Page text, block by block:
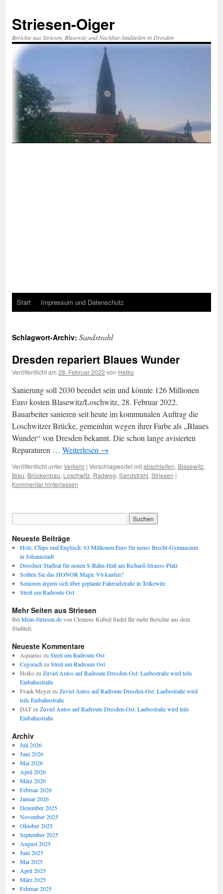
springen
Striesen-Oiger
Berichte aus Striesen, Blasewitz und Nachbar-Stadtteilen in Dresden
Start Impressum und Datenschutz
Schlagwort-Archiv: Sandstrahl
Dresden repariert Blaues Wunder
Veröffentlicht am 28. Februar 2022 von Heiko
Sanierung soll 2030 beendet sein und könnte 126 Millionen
Euro kosten Blasewitz/Loschwitz, 28. Februar 2022.
Bauarbeiter sanieren seit heute im kommunalen Auftrag die
Loschwitzer Brücke, gemeinhin wegen ihrer Farbe als „Blaues
Wunder“ von Dresden bekannt. Die schon lange avisierten
Reparaturen … Weiterlesen →
Veröffentlicht unterVerkehr | Verschlagwortet mitabschleifen, Blasewitz,
Blau, Brückenbau, Loschwitz, Radweg, Sandstrahl, Striesen |
Kommentar hinterlassen
Neueste Beiträge
Holz, Chips und Englisch: 63 Millionen Euro für neues Brecht-Gymnasium
in Johannstadt
Dresdner Stadtrat für neuen S-Bahn-Halt am Richard-Strauss-Platz
Sollten Sie das HONOR Magic V6 kaufen?
Senioren ärgern sich über geplante Fahrradstraße in Tolkewitz
Streit um Radroute Ost
Mehr Seiten aus Striesen
Bei Mein-Striesen.devon Clemens Kubeil findet Ihr mehr Berichte aus dem
Stadtteil.
Neueste Kommentare
Aquarius zu Streit um Radroute Ost
Cegorachzu Streit um Radroute Ost
Heikozu Zuviel Autos auf Radroute Dresden-Ost: Laubestraße wird teils
Einbahnstraße
Frank Meyerzu Zuviel Autos auf Radroute Dresden-Ost: Laubestraße wird
teils Einbahnstraße
DATzu Zuviel Autos auf Radroute Dresden-Ost: Laubestraße wird teils
Einbahnstraße
Archiv
Juli 2026
Juni 2026
Mai 2026
April 2026
März 2026
Februar 2026
Januar 2026
Dezember 2025
November 2025
Oktober 2025
September 2025
August 2025
Juni 2025
Mai 2025
April 2025
März 2025
Februar 2025